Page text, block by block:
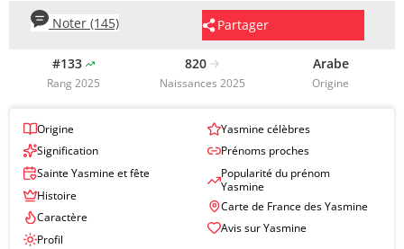
Partager
Noter (145)
#133
Rang 2025
820
Naissances 2025
Arabe
Origine
Origine
Signification
Sainte Yasmine et fête
Histoire
Caractère
Profil
Yasmine célèbres
Prénoms proches
Popularité du prénom
Yasmine
Carte de France des Yasmine
Avis sur Yasmine